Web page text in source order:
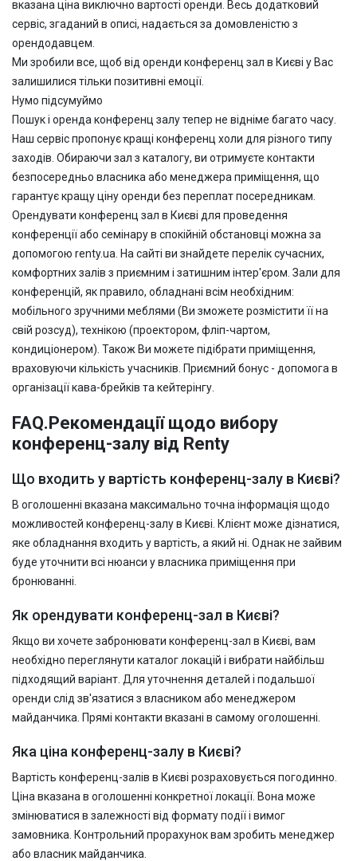
вказана ціна виключно вартості оренди. Весь додатковий
сервіс, згаданий в описі, надається за домовленістю з
орендодавцем.
Ми зробили все, щоб від оренди конференц зал в Києві у Вас
залишилися тільки позитивні емоції.
Нумо підсумуймо
Пошук і оренда конференц залу тепер не відніме багато часу.
Наш сервіс пропонує кращі конференц холи для різного типу
заходів. Обираючи зал з каталогу, ви отримуєте контакти
безпосередньо власника або менеджера приміщення, що
гарантує кращу ціну оренди без переплат посередникам.
Орендувати конференц зал в Києві для проведення
конференції або семінару в спокійній обстановці можна за
допомогою renty.ua. На сайті ви знайдете перелік сучасних,
комфортних залів з приємним і затишним інтер'єром. Зали для
конференцій, як правило, обладнані всім необхідним:
мобільного зручними меблями (Ви зможете розмістити її на
свій розсуд), технікою (проектором, фліп-чартом,
кондиціонером). Також Ви можете підібрати приміщення,
враховуючи кількість учасників. Приємний бонус - допомога в
організації кава-брейків та кейтерінгу.
FAQ.Рекомендації щодо вибору
конференц-залу від Renty
Що входить у вартість конференц-залу в Києві?
В оголошенні вказана максимально точна інформація щодо
можливостей конференц-залу в Києві. Клієнт може дізнатися,
яке обладнання входить у вартість, а який ні. Однак не зайвим
буде уточнити всі нюанси у власника приміщення при
бронюванні.
Як орендувати конференц-зал в Києві?
Якщо ви хочете забронювати конференц-зал в Києві, вам
необхідно переглянути каталог локацій і вибрати найбільш
підходящий варіант. Для уточнення деталей і подальшої
оренди слід зв'язатися з власником або менеджером
майданчика. Прямі контакти вказані в самому оголошенні.
Яка ціна конференц-залу в Києві?
Вартість конференц-залів в Києві розраховується погодинно.
Ціна вказана в оголошенні конкретної локації. Вона може
змінюватися в залежності від формату події і вимог
замовника. Контрольний прорахунок вам зробить менеджер
або власник майданчика.